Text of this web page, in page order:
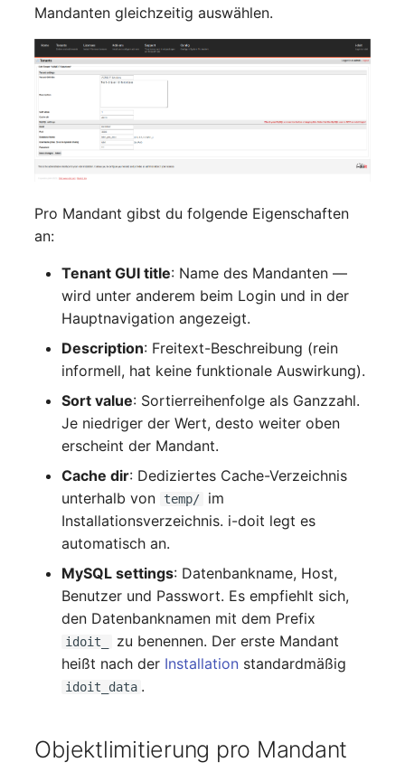
RAID-Verbund
Rechenressourcen
Remote Management
Routing
Räumlich zugeordnete
Objekte
Schnittstelle
Servicezuweisung
SIM
Slots
Softwarezuweisung
Soundkarte
Stammdaten
Mandanten gleichzeitig auswählen.
Pro Mandant gibst du folgende Eigenschaften
an:
Tenant GUI title: Name des Mandanten —
wird unter anderem beim Login und in der
Hauptnavigation angezeigt.
Description: Freitext-Beschreibung (rein
informell, hat keine funktionale Auswirkung).
Sort value: Sortierreihenfolge als Ganzzahl.
Je niedriger der Wert, desto weiter oben
erscheint der Mandant.
Cache dir: Dediziertes Cache-Verzeichnis
unterhalb von
temp/
im
Installationsverzeichnis. i-doit legt es
automatisch an.
MySQL settings: Datenbankname, Host,
Benutzer und Passwort. Es empfiehlt sich,
den Datenbanknamen mit dem Prefix
idoit_
zu benennen. Der erste Mandant
heißt nach der Installation standardmäßig
idoit_data .
Objektlimitierung pro Mandant